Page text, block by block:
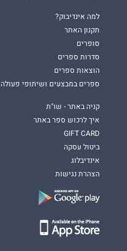
למה אינדיבוק?
תקנון האתר
סופרים
סדרות ספרים
הוצאות ספרים
ספרים במבצעים ושיתופי פעולה
קניה באתר - שו"ת
איך לרכוש ספר באתר
GIFT CARD
ביטול עסקה
אינדיבלוג
הצהרת נגישות